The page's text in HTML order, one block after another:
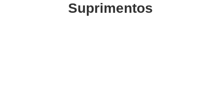
Suprimentos